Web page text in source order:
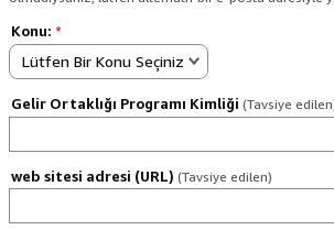
Konu: *
Lütfen Bir Konu Seçiniz
Gelir Ortaklığı Programı Kimliği (Tavsiye
web sitesi adresi (URL) (Tavsiye edilen)